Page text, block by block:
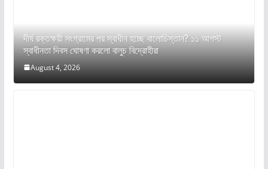
দীর্ঘ রক্তক্ষয়ী সংগ্রামের পর স্বাধীন হচ্ছে বালোচিস্তান? ১১ আগস্ট
স্বাধীনতা দিবস ঘোষণা করলো বালুচ বিদ্রোহীরা
August 4, 2026